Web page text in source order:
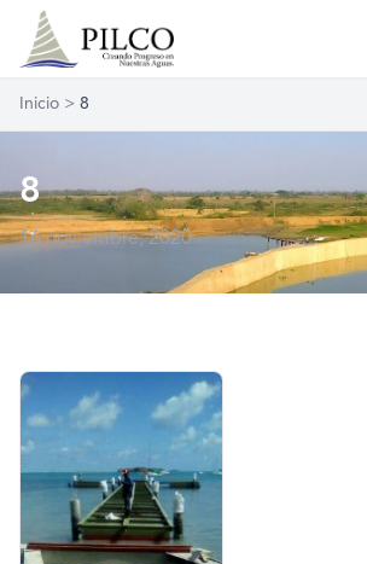
Inicio > 8
8
16 noviembre, 2020